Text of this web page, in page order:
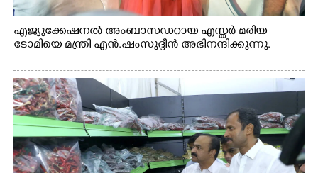
എജ്യുക്കേഷനൽ അംബാസഡറായ എസ്തർ മരിയ
ടോമിയെ മന്ത്രി എൻ.ഷംസുദ്ദീൻ അഭിനന്ദിക്കുന്നു.